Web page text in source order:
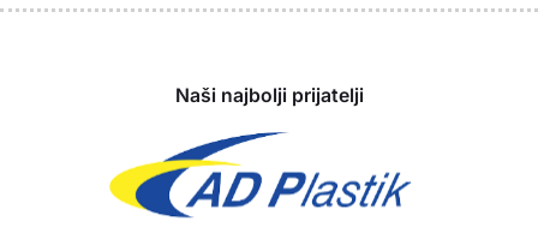
Naši najbolji prijatelji